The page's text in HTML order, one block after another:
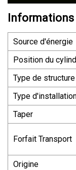
Informations
Source d'énergie
Position du
Type de structure
Type
Taper
Forfait Transport
Origine